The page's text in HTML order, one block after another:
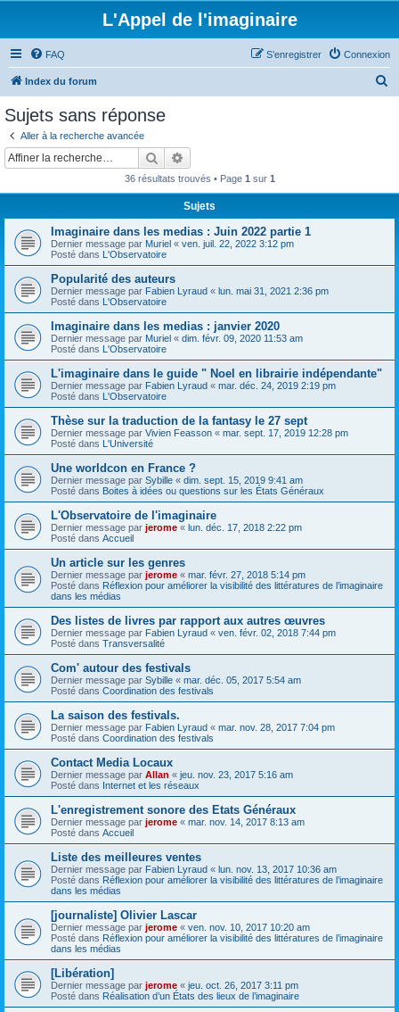
L'Appel de l'imaginaire
FAQ Connexion
S’enregistrer
Index du forum
Sujets sans réponse
Aller à la recherche avancée
Rechercher
36 résultats trouvés • Page 1 sur 1
Sujets
Imaginaire dans les medias : Juin 2022 partie 1
Dernier message par Muriel « ven. juil. 22, 2022 3:12 pm
Posté dans L'Observatoire
Popularité des auteurs
Dernier message par Fabien Lyraud « lun. mai 31, 2021 2:36 pm
Posté dans L'Observatoire
Imaginaire dans les medias : janvier 2020
Dernier message par Muriel « dim. févr. 09, 2020 11:53 am
Posté dans L'Observatoire
L'imaginaire dans le guide " Noel en librairie indépendante"
Dernier message par Fabien Lyraud « mar. déc. 24, 2019 2:19 pm
Posté dans L'Observatoire
Thèse sur la traduction de la fantasy le 27 sept
Dernier message par Vivien Feasson « mar. sept. 17, 2019 12:28 pm
Posté dans L'Université
Une worldcon en France ?
Dernier message par Sybille « dim. sept. 15, 2019 9:41 am
Posté dans Boites à idées ou questions sur les États Généraux
L'Observatoire de l'imaginaire
Dernier message par jerome « lun. déc. 17, 2018 2:22 pm
Posté dans Accueil
Un article sur les genres
Dernier message par jerome « mar. févr. 27, 2018 5:14 pm
Posté dans Réflexion pour améliorer la visibilité des littératures de l’imaginaire
dans les médias
Des listes de livres par rapport aux autres œuvres
Dernier message par Fabien Lyraud « ven. févr. 02, 2018 7:44 pm
Posté dans Transversalité
Com' autour des festivals
Dernier message par Sybille « mar. déc. 05, 2017 5:54 am
Posté dans Coordination des festivals
La saison des festivals.
Dernier message par Fabien Lyraud « mar. nov. 28, 2017 7:04 pm
Posté dans Coordination des festivals
Contact Media Locaux
Dernier message par Allan « jeu. nov. 23, 2017 5:16 am
Posté dans Internet et les réseaux
L'enregistrement sonore des Etats Généraux
Dernier message par jerome « mar. nov. 14, 2017 8:13 am
Posté dans Accueil
Liste des meilleures ventes
Dernier message par Fabien Lyraud « lun. nov. 13, 2017 10:36 am
Posté dans Réflexion pour améliorer la visibilité des littératures de l’imaginaire
dans les médias
[journaliste] Olivier Lascar
Dernier message par jerome « ven. nov. 10, 2017 10:20 am
Posté dans Réflexion pour améliorer la visibilité des littératures de l’imaginaire
dans les médias
[Libération]
Dernier message par jerome « jeu. oct. 26, 2017 3:11 pm
Posté dans Réalisation d’un États des lieux de l’imaginaire